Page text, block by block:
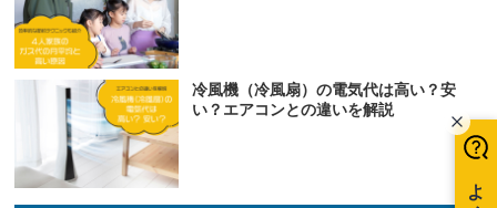
冷風機（冷風扇）の電気代は高い？安
い？エアコンとの違いを解説